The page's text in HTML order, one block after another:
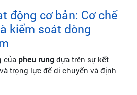
động cơ bản: Cơ chế
kiểm soát dòng
của pheu rung dựa trên sự kết
trọng lực để di chuyển và định